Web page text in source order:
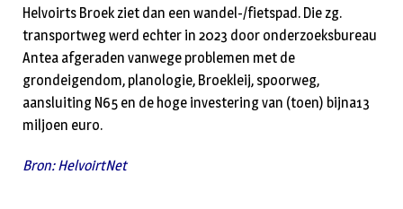
Helvoirts Broek ziet dan een wandel-/fietspad. Die zg.
transportweg werd echter in 2023 door onderzoeksbureau
Antea afgeraden vanwege problemen met de
grondeigendom, planologie, Broekleij, spoorweg,
aansluiting N65 en de hoge investering van (toen) bijna13
miljoen euro.
Bron: HelvoirtNet